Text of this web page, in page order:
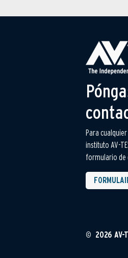
Para
instituto AV-
formulario de
© 2026 AV-